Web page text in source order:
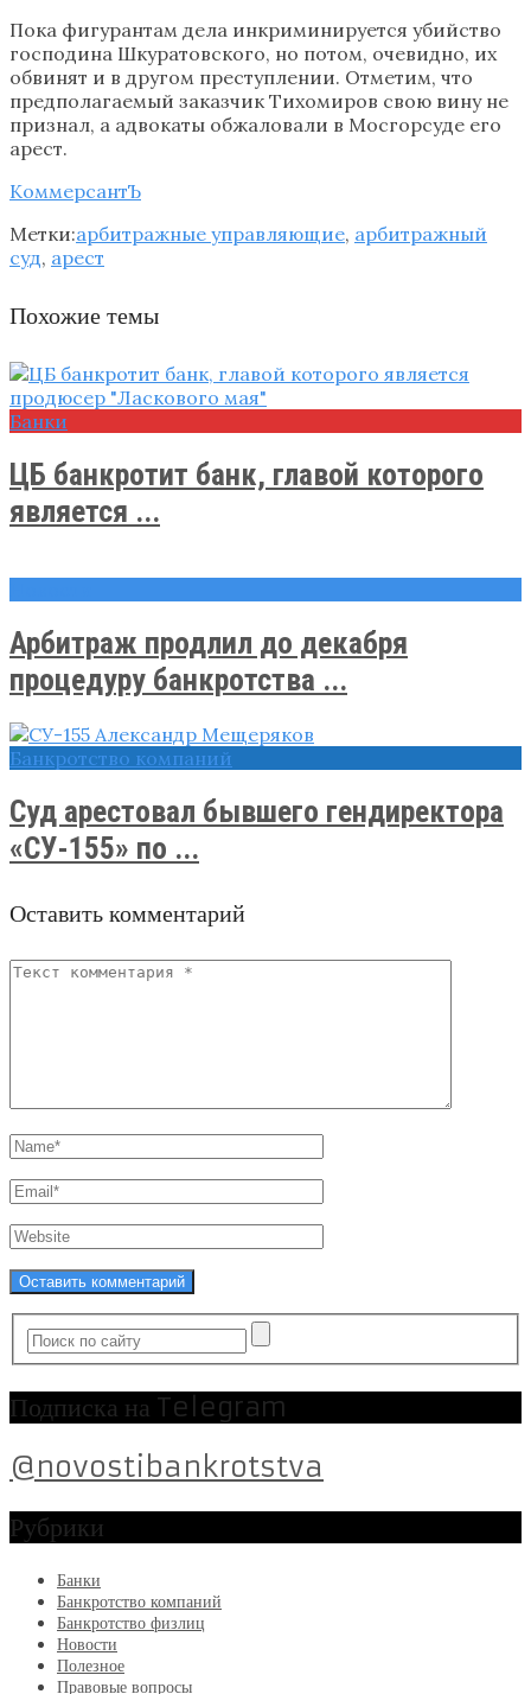
Пока фигурантам дела инкриминируется убийство
господина Шкуратовского, но потом, очевидно, их
обвинят и в другом преступлении. Отметим, что
предполагаемый заказчик Тихомиров свою вину не
признал, а адвокаты обжаловали в Мосгорсуде его
арест.
КоммерсантЪ
Метки:арбитражные управляющие, арбитражный
суд, арест
Похожие темы
Банки
ЦБ банкротит банк, главой которого
является ...
Арбитраж продлил до декабря
процедуру банкротства ...
Банкротство компаний
Суд арестовал бывшего гендиректора
«СУ-155» по ...
Оставить комментарий
Подписка на Telegram
@novostibankrotstva
Рубрики
Банки
Банкротство компаний
Банкротство физлиц
Новости
Полезное
Правовые вопросы